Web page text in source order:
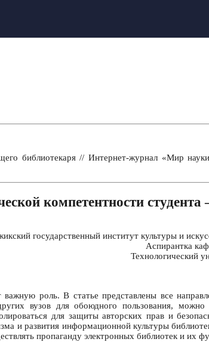
библиотекаря // Интернет-журнал
компетентности студента
государственный институт культуры и
Аспирантка
Технологический
роль. В статье представлены все
вузов для обоюдного пользования, можно
для защиты авторских прав и
и развития информационной культуры
пропаганду электронных библиотек и их